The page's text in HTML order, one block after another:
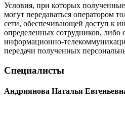
Условия, при которых
могут передаваться оператором
сети, обеспечивающей доступ к
определенных сотрудников, либо
информационно-
передачи полученных
Специалисты
Андриянова Наталья